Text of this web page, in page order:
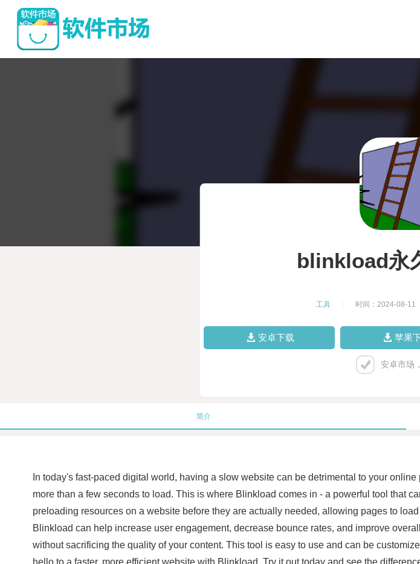
blinkload永
工具 时间：2024-08-11
安卓下载 苹果
安卓市场
简介
In today's fast-paced digital world, having a slow website can be detrimental to your
more than a few seconds to load. This is where Blinkload comes in - a powerful tool that
preloading resources on a website before they are actually needed, allowing pages to
Blinkload can help increase user engagement, decrease bounce rates, and improve
without sacrificing the quality of your content. This tool is easy to use and can be
hello to a faster, more efficient website with Blinkload. Try it out today and see the